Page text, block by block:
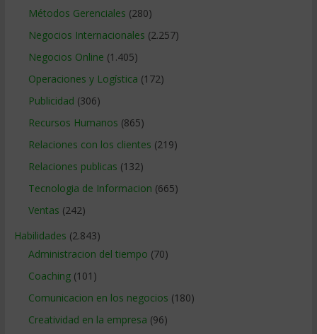
Métodos Gerenciales (280)
Negocios Internacionales (2.257)
Negocios Online (1.405)
Operaciones y Logística (172)
Publicidad (306)
Recursos Humanos (865)
Relaciones con los clientes (219)
Relaciones publicas (132)
Tecnologia de Informacion (665)
Ventas (242)
Habilidades (2.843)
Administracion del tiempo (70)
Coaching(101)
Comunicacion en los negocios (180)
Creatividad en la empresa (96)